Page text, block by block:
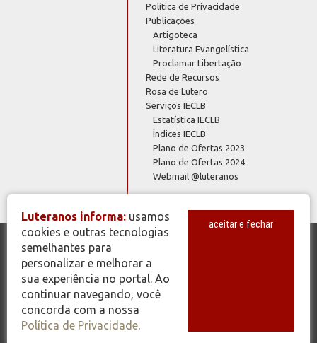
Política de Privacidade
Publicações
Artigoteca
Literatura Evangelística
Proclamar Libertação
Rede de Recursos
Rosa de Lutero
Serviços IECLB
Estatística IECLB
Índices IECLB
Plano de Ofertas 2023
Plano de Ofertas 2024
Webmail @luteranos
© Copyright 2026 - Todos os Direitos Reservados - IECLB - Igreja
Evangélica de Confissão Luterana no Brasil - Portal Luteranos -
www.luteranos.com.br
Luteranos informa: usamos
cookies e outras tecnologias
semelhantes para
personalizar e melhorar a
sua experiência no portal. Ao
continuar navegando, você
concorda com a nossa
Política de Privacidade.
aceitar e fechar